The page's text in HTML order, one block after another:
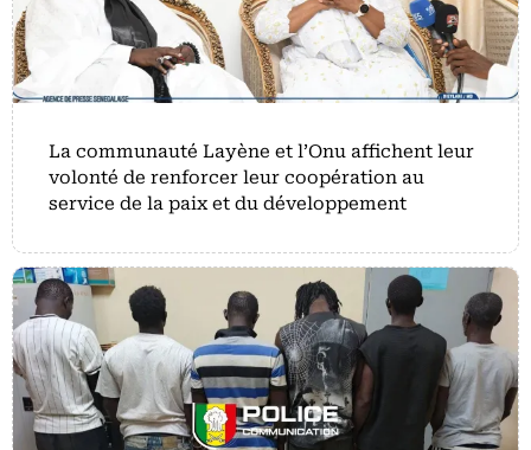
La communauté Layène et l’Onu affichent leur
volonté de renforcer leur coopération au
service de la paix et du développement